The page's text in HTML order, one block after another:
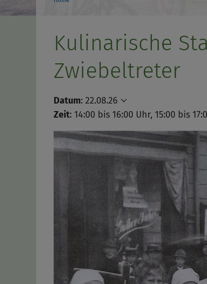
Kulinarische
Zwiebeltreter
Datum: 22.08.26
Zeit: 14:00 bis 16:00 Uhr, 15:00 bis